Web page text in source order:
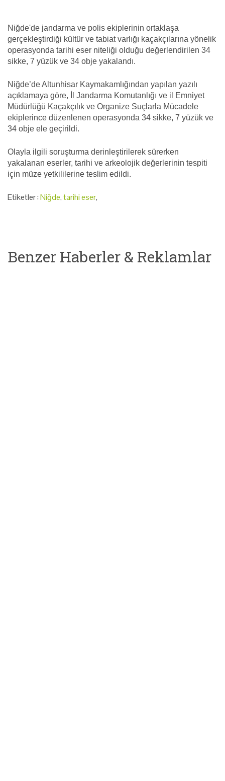
Niğde'de jandarma ve polis ekiplerinin ortaklaşa
gerçekleştirdiği kültür ve tabiat varlığı kaçakçılarına yönelik
operasyonda tarihi eser niteliği olduğu değerlendirilen 34
sikke, 7 yüzük ve 34 obje yakalandı.
Niğde’de Altunhisar Kaymakamlığından yapılan yazılı
açıklamaya göre, İl Jandarma Komutanlığı ve il Emniyet
Müdürlüğü Kaçakçılık ve Organize Suçlarla Mücadele
ekiplerince düzenlenen operasyonda 34 sikke, 7 yüzük ve
34 obje ele geçirildi.
Olayla ilgili soruşturma derinleştirilerek sürerken
yakalanan eserler, tarihi ve arkeolojik değerlerinin tespiti
için müze yetkililerine teslim edildi.
Etiketler :Niğde,tarihi eser,
Benzer Haberler & Reklamlar